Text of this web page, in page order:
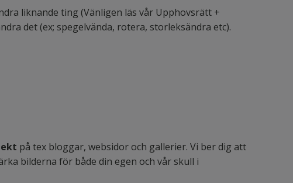
liknande ting (Vänligen läs vår Upphovsrätt +
det (ex; spegelvända, rotera, storleksändra etc).
på tex bloggar, websidor och gallerier. Vi ber dig att
bilderna för både din egen och vår skull i